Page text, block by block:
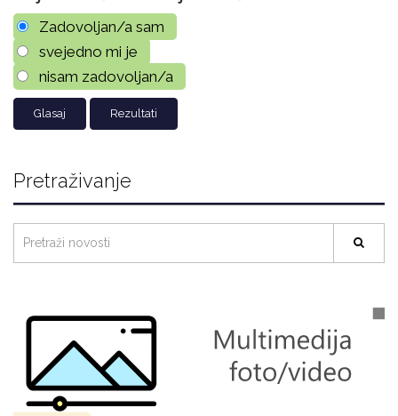
Zadovoljan/a sam
svejedno mi je
nisam zadovoljan/a
Rezultati
Pretraživanje